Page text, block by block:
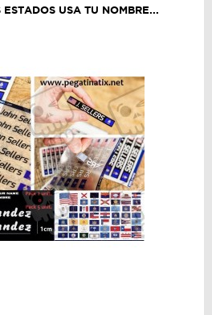
USA TU NOMBRE...